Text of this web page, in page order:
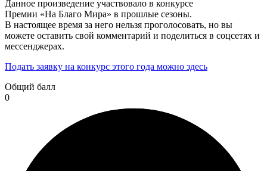
Данное произведение участвовало в конкурсе
Премии «На Благо Мира» в прошлые сезоны.
В настоящее время за него нельзя проголосовать, но вы
можете оставить свой комментарий и поделиться в соцсетях и
мессенджерах.
Подать заявку на конкурс этого года можно здесь
Общий балл
0